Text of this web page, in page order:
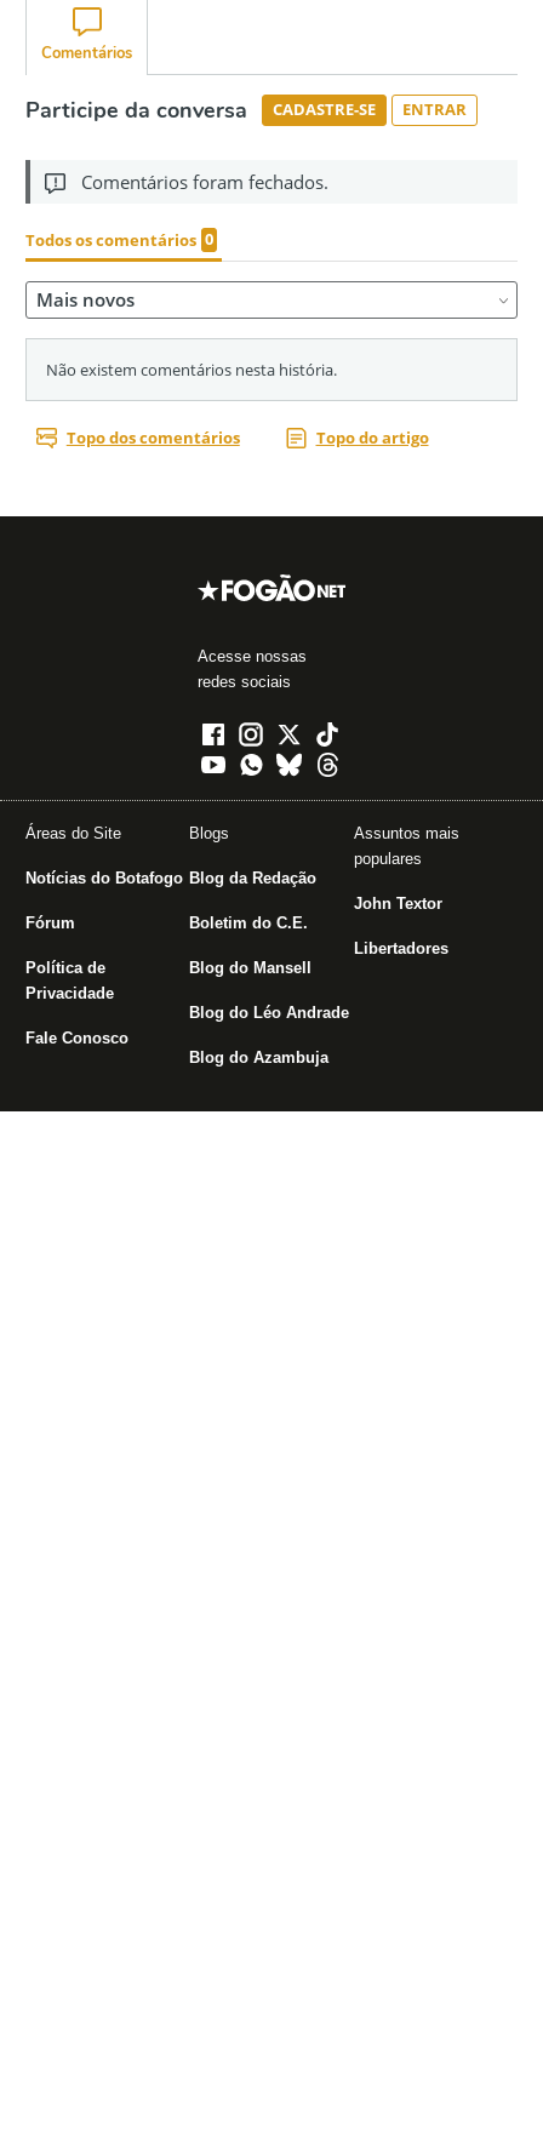
Acesse nossas
redes sociais
Áreas do Site
Notícias do Botafogo
Fórum
Política de
Privacidade
Fale Conosco
Blogs
Blog da Redação
Boletim do C.E.
Blog do Mansell
Blog do Léo Andrade
Blog do Azambuja
Assuntos mais
populares
John Textor
Libertadores